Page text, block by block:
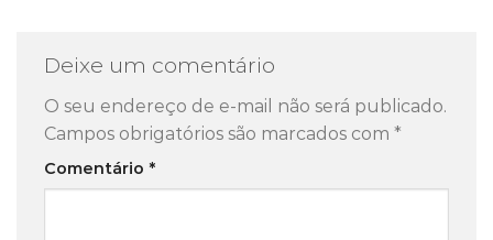
Deixe um comentário
O seu endereço de e-mail não será publicado.
Campos obrigatórios são marcados com *
Comentário *